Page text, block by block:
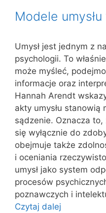
Modele
Umysł jest jednym z
psychologii. To
może myśleć,
informacje oraz
Hannah Arendt
akty umysłu stanowią
sądzenie. Oznacza to,
się wyłącznie do
obejmuje także
i oceniania
umysł jako system
procesów
poznawczych i
Czytaj dalej